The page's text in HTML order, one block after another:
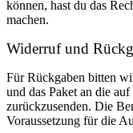
können, hast du das
machen.
Widerruf und
Für Rückgaben bitten
und das Paket an die
zurückzusenden. Die
Voraussetzung für die